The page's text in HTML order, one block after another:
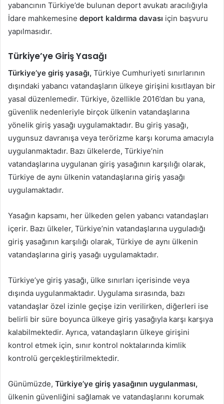
yabancının Türkiye’de bulunan deport avukatı aracılığıyla
İdare mahkemesine deport kaldırma davası için başvuru
yapılmasıdır.
Türkiye’ye Giriş Yasağı
Türkiye’ye giriş yasağı, Türkiye Cumhuriyeti sınırlarının
dışındaki yabancı vatandaşların ülkeye girişini kısıtlayan bir
yasal düzenlemedir. Türkiye, özellikle 2016’dan bu yana,
güvenlik nedenleriyle birçok ülkenin vatandaşlarına
yönelik giriş yasağı uygulamaktadır. Bu giriş yasağı,
uygunsuz davranışa veya terörizme karşı koruma amacıyla
uygulanmaktadır. Bazı ülkelerde, Türkiye’nin
vatandaşlarına uygulanan giriş yasağının karşılığı olarak,
Türkiye de aynı ülkenin vatandaşlarına giriş yasağı
uygulamaktadır.
Yasağın kapsamı, her ülkeden gelen yabancı vatandaşları
içerir. Bazı ülkeler, Türkiye’nin vatandaşlarına uyguladığı
giriş yasağının karşılığı olarak, Türkiye de aynı ülkenin
vatandaşlarına giriş yasağı uygulamaktadır.
Türkiye’ye giriş yasağı, ülke sınırları içerisinde veya
dışında uygulanmaktadır. Uygulama sırasında, bazı
vatandaşlar özel izinle geçişe izin verilirken, diğerleri ise
belirli bir süre boyunca ülkeye giriş yasağıyla karşı karşıya
kalabilmektedir. Ayrıca, vatandaşların ülkeye girişini
kontrol etmek için, sınır kontrol noktalarında kimlik
kontrolü gerçekleştirilmektedir.
Günümüzde, Türkiye’ye giriş yasağının uygulanması,
ülkenin güvenliğini sağlamak ve vatandaşlarını korumak